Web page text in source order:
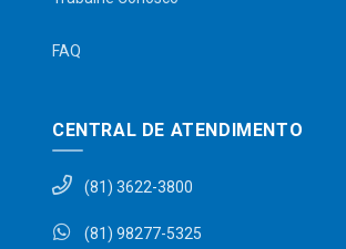
FAQ
CENTRAL DE ATENDIMENTO
(81) 3622-3800
(81) 98277-5325